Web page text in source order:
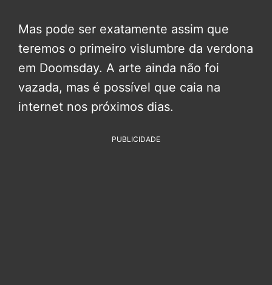
Mas pode ser exatamente assim que
teremos o primeiro vislumbre da verdona
em Doomsday. A arte ainda não foi
vazada, mas é possível que caia na
internet nos próximos dias.
PUBLICIDADE